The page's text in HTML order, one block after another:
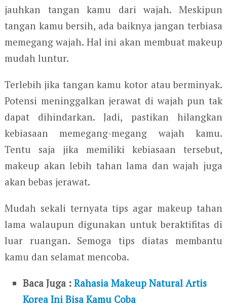
jauhkan tangan kamu dari wajah. Meskipun
tangan kamu bersih, ada baiknya jangan terbiasa
memegang wajah. Hal ini akan membuat makeup
mudah luntur.
Terlebih jika tangan kamu kotor atau berminyak.
Potensi meninggalkan jerawat di wajah pun tak
dapat dihindarkan. Jadi, pastikan hilangkan
kebiasaan memegang-megang wajah kamu.
Tentu saja jika memiliki kebiasaan tersebut,
makeup akan lebih tahan lama dan wajah juga
akan bebas jerawat.
Mudah sekali ternyata tips agar makeup tahan
lama walaupun digunakan untuk beraktifitas di
luar ruangan. Semoga tips diatas membantu
kamu dan selamat mencoba.
Baca Juga :Rahasia Makeup Natural Artis
Korea Ini Bisa Kamu Coba